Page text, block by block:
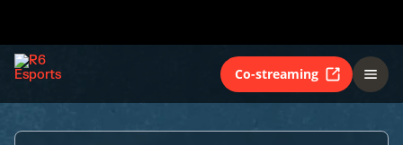
Co-streaming